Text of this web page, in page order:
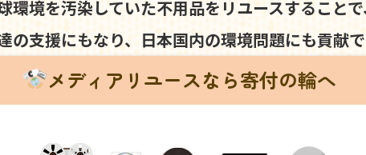
環境を汚染していた不用品を リユースすることで
支援にもなり、 日本国内の環境問題にも貢献
メディアリユースなら寄付の輪へ